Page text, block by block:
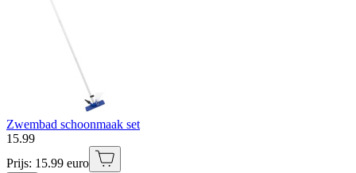
Zwembad schoonmaak set
15.99
Prijs: 15.99 euro